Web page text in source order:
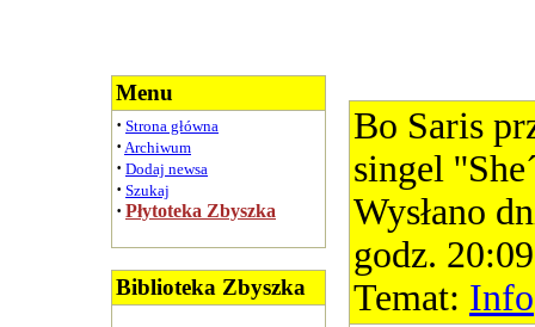
Menu
· Strona główna
· Archiwum
· Dodaj newsa
· Szukaj
· Płytoteka Zbyszka
Biblioteka Zbyszka
Bo Saris
singel
Wysłano
godz.
Temat: Info